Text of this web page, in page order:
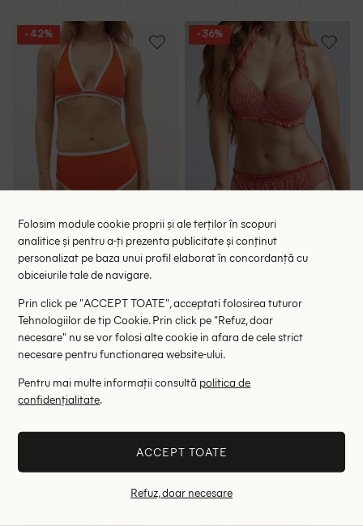
- 42%
Chilot de baie InWear,
portocaliu
73.00 lei 125.00 lei
S M L
- 36%
Chilot de baie Marlies
Dekkers, portocaliu/alb
L
Folosim module cookie proprii și ale terților în scopuri
analitice și pentru a-ți prezenta publicitate și conținut
personalizat pe baza unui profil elaborat în concordanță cu
obiceiurile tale de navigare.
Prin click pe "ACCEPT TOATE", acceptati folosirea tuturor
Tehnologiilor de tip Cookie. Prin click pe "Refuz, doar
necesare" nu se vor folosi alte cookie in afara de cele strict
necesare pentru functionarea website-ului.
Pentru mai multe informații consultă politica de
confidențialitate.
ACCEPT TOATE
Refuz, doar necesare